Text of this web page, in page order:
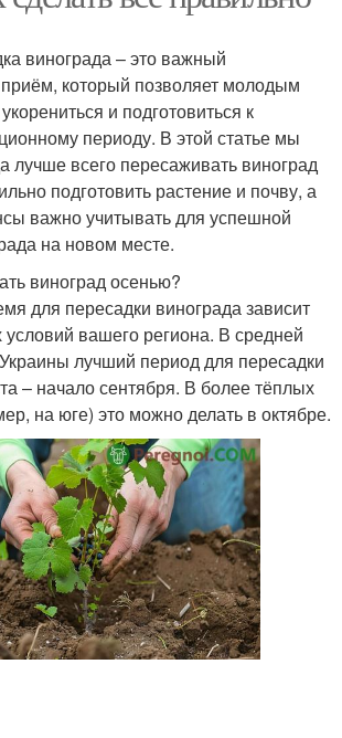
винограда – это важный
приём, который позволяет молодым
и подготовиться к
периоду. В этой статье мы
лучше всего пересаживать виноград
подготовить растение и почву, а
важно учитывать для успешной
на новом месте.
виноград осенью?
для пересадки винограда зависит
условий вашего региона. В средней
лучший период для пересадки
– начало сентября. В более тёплых
на юге) это можно делать в октябре.